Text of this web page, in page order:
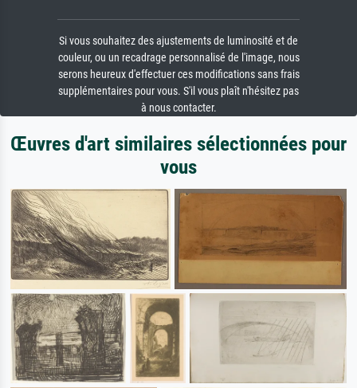
Si vous souhaitez des ajustements de luminosité et de
couleur, ou un recadrage personnalisé de l'image, nous
serons heureux d'effectuer ces modifications sans frais
supplémentaires pour vous. S'il vous plaît n'hésitez pas
à nous contacter.
Œuvres d'art similaires sélectionnées pour
vous